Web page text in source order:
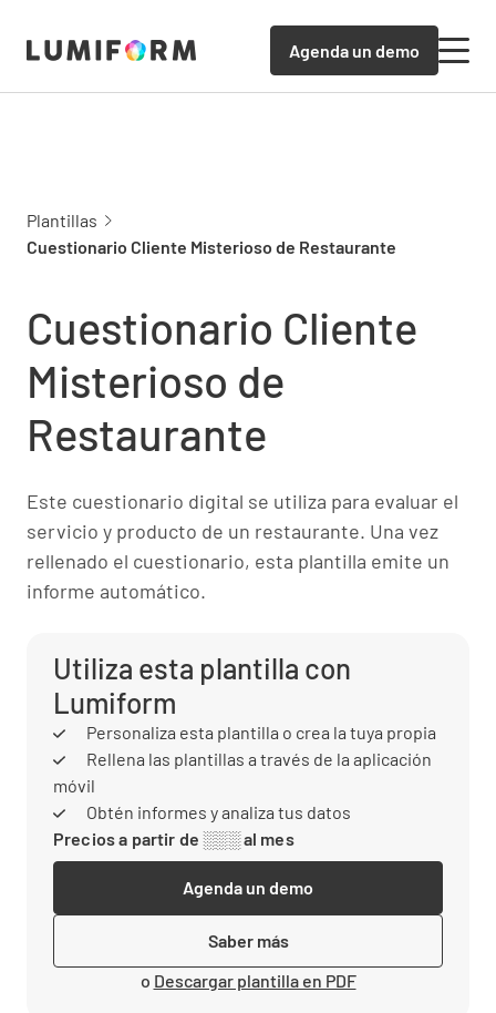
Agenda un demo
Plantillas
Cuestionario Cliente Misterioso de Restaurante
Cuestionario Cliente
Misterioso de
Restaurante
Este cuestionario digital se utiliza para evaluar el
servicio y producto de un restaurante. Una vez
rellenado el cuestionario, esta plantilla emite un
informe automático.
Utiliza esta plantilla con
Lumiform
Personaliza esta plantilla o crea la tuya propia
Rellena las plantillas a través de la aplicación
móvil
Obtén informes y analiza tus datos
Precios a partir de ░░░ al mes
Agenda un demo
Saber más
o Descargar plantilla en PDF